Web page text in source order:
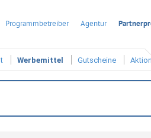
Programmbetreiber Agentur
Werbemittel Gutscheine